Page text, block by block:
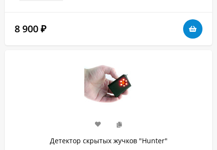
8 900 ₽
Детектор скрытых жучков "Hunter"